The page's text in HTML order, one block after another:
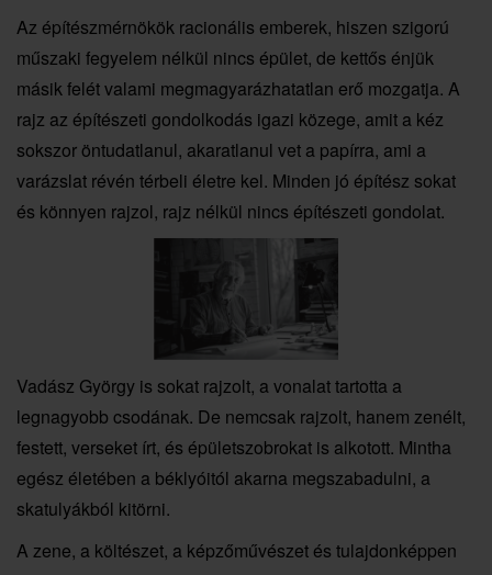
Az építészmérnökök racionális emberek, hiszen szigorú
műszaki fegyelem nélkül nincs épület, de kettős énjük
másik felét valami megmagyarázhatatlan erő mozgatja. A
rajz az építészeti gondolkodás igazi közege, amit a kéz
sokszor öntudatlanul, akaratlanul vet a papírra, ami a
varázslat révén térbeli életre kel. Minden jó építész sokat
és könnyen rajzol, rajz nélkül nincs építészeti gondolat.
Vadász György is sokat rajzolt, a vonalat tartotta a
legnagyobb csodának. De nemcsak rajzolt, hanem zenélt,
festett, verseket írt, és épületszobrokat is alkotott. Mintha
egész életében a béklyóitól akarna megszabadulni, a
skatulyákból kitörni.
A zene, a költészet, a képzőművészet és tulajdonképpen